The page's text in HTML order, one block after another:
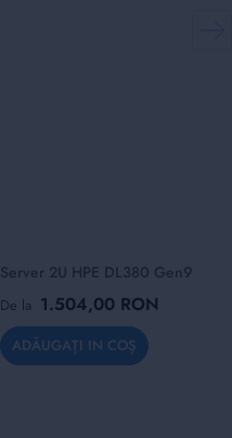
Server 2U HPE DL380 Gen9
De la 1.504,00 RON
ADĂUGAȚI IN COȘ